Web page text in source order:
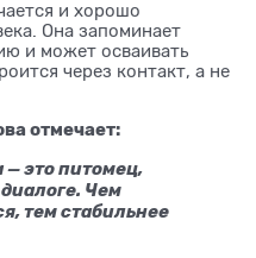
и хорошо
Она запоминает
и может осваивать
через контакт, а не
отмечает:
это питомец,
Чем
тем стабильнее